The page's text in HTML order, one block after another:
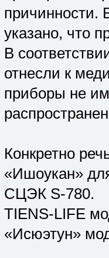
причинности.
указано, что
В
отнесли к
приборы не
Конкретно
«Ишоукан»
СЦЭК S-780.
TIENS-LIFE
«Исюэтун»